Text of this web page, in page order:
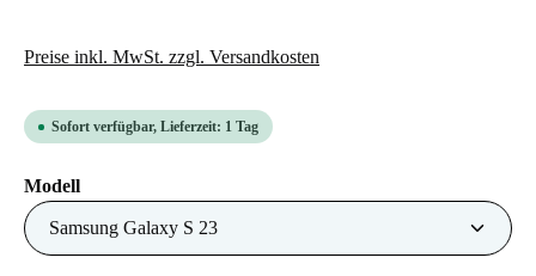
Preise inkl. MwSt. zzgl. Versandkosten
Sofort verfügbar, Lieferzeit: 1 Tag
Modellauswählen